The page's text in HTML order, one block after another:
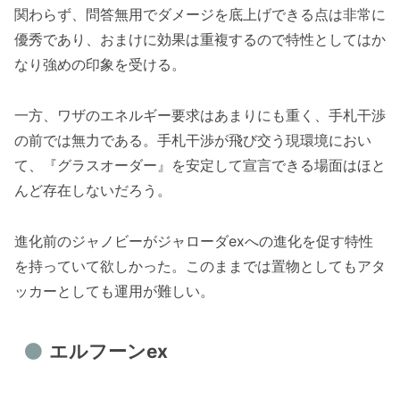
関わらず、問答無用でダメージを底上げできる点は非常に
優秀であり、おまけに効果は重複するので特性としてはか
なり強めの印象を受ける。
一方、ワザのエネルギー要求はあまりにも重く、手札干渉
の前では無力である。手札干渉が飛び交う現環境におい
て、『グラスオーダー』を安定して宣言できる場面はほと
んど存在しないだろう。
進化前のジャノビーがジャローダexへの進化を促す特性
を持っていて欲しかった。このままでは置物としてもアタ
ッカーとしても運用が難しい。
エルフーンex